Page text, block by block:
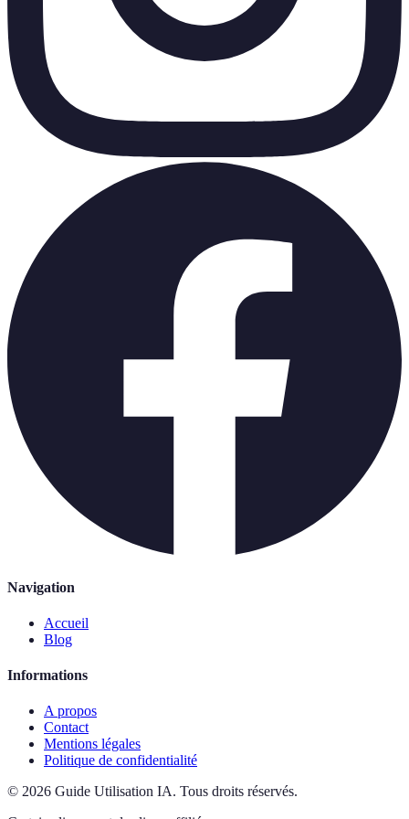
Navigation
Accueil
Blog
Informations
A propos
Contact
Mentions légales
Politique de confidentialité
© 2026 Guide Utilisation IA. Tous droits réservés.